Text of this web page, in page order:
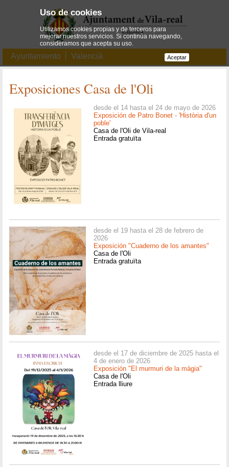
Ayuntamiento Valencià
Exposiciones Casa de l'Oli
desde el 14 hasta el 24 de mayo de 2026
Exposición de Patro Bonet - 'Història d'un
poble'
Casa de l'Oli de Vila-real
Entrada gratuïta
desde el 19 hasta el 28 de febrero de
2026
Exposición "Cuaderno de los amantes"
Casa de l'Oli
Entrada gratuïta
desde el 17 de diciembre de 2025 hasta el
4 de enero de 2026
Exposición "El murmuri de la màgia"
Casa de l'Oli
Entrada lliure
Uso de cookies
Utilizamos cookies propias y de terceros para
mejorar nuestros servicios. Si continúa navegando,
consideramos que acepta su uso.
Aceptar